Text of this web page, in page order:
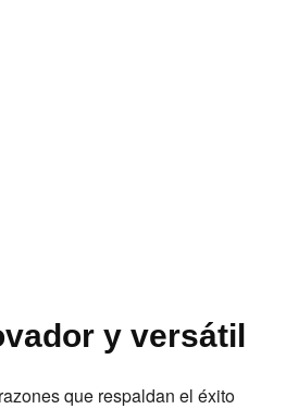
y versátil
que respaldan el éxito